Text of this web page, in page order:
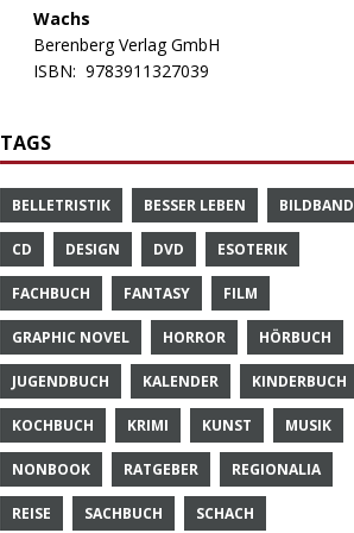
Wachs
Berenberg Verlag GmbH
ISBN: 9783911327039
TAGS
BELLETRISTIK BESSER LEBEN BILDBAND
CD DESIGN DVD ESOTERIK
FACHBUCH FANTASY FILM
GRAPHIC NOVEL HORROR HÖRBUCH
JUGENDBUCH KALENDER KINDERBUCH
KOCHBUCH KRIMI KUNST MUSIK
NONBOOK RATGEBER REGIONALIA
REISE SACHBUCH SCHACH